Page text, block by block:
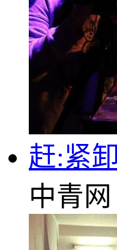
赶:紧
中青网